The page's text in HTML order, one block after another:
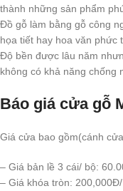
thành những sản phẩm
Đồ gỗ làm bằng gỗ công
họa tiết hay hoa văn phức
Độ bền được lâu năm
không có khả năng chống
Báo giá cửa gỗ
Giá cửa bao gồm(cánh
– Giá bản lề 3 cái/ bộ:
– Giá khóa tròn: